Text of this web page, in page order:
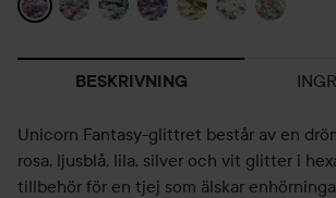
BESKRIVNING
Unicorn Fantasy-glittret består av en
rosa, ljusblå, lila, silver och vit glitter i
tillbehör för en tjej som älskar